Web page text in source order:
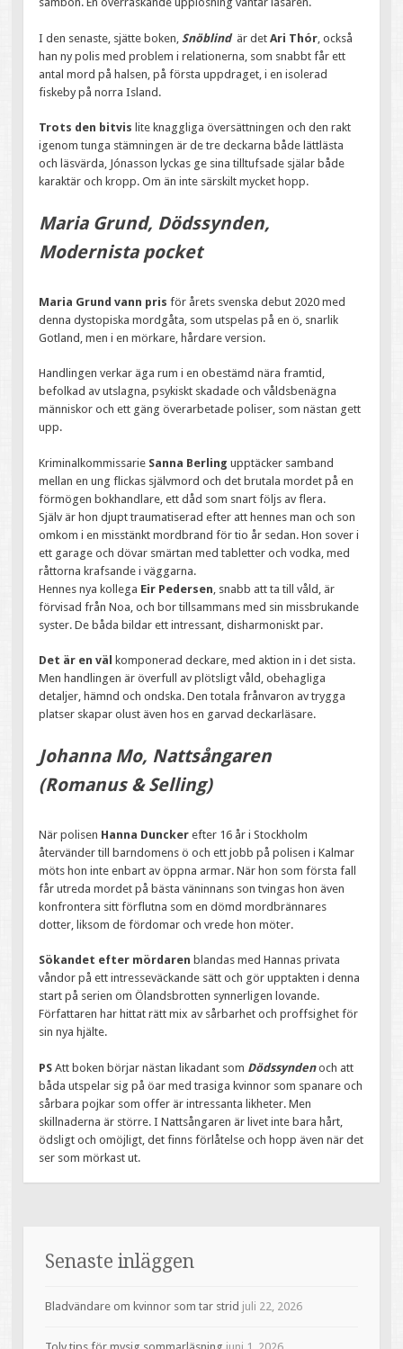
I den senaste, sjätte boken, Snöblindär detAri Thór , också
han ny polis med problem i relationerna, som snabbt får ett
antal mord på halsen, på första uppdraget, i en isolerad
fiskeby på norra Island.
Trots den bitvis lite knaggliga översättningen och den rakt
igenom tunga stämningen är de tre deckarna både lättlästa
och läsvärda, Jónasson lyckas ge sina tilltufsade själar både
karaktär och kropp. Om än inte särskilt mycket hopp.
Maria Grund, Dödssynden,
Modernista pocket
Maria Grund vann pris för årets svenska debut 2020 med
denna dystopiska mordgåta, som utspelas på en ö, snarlik
Gotland, men i en mörkare, hårdare version.
Handlingen verkar äga rum i en obestämd nära framtid,
befolkad av utslagna, psykiskt skadade och våldsbenägna
människor och ett gäng överarbetade poliser, som nästan gett
upp.
Kriminalkommissarie Sanna Berling upptäcker samband
mellan en ung flickas självmord och det brutala mordet på en
förmögen bokhandlare, ett dåd som snart följs av flera.
Själv är hon djupt traumatiserad efter att hennes man och son
omkom i en misstänkt mordbrand för tio år sedan. Hon sover i
ett garage och dövar smärtan med tabletter och vodka, med
råttorna krafsande i väggarna.
Hennes nya kollega Eir Pedersen , snabb att ta till våld, är
förvisad från Noa, och bor tillsammans med sin missbrukande
syster. De båda bildar ett intressant, disharmoniskt par.
Det är en väl
komponerad deckare, med aktion in i det sista.
Men handlingen är överfull av plötsligt våld, obehagliga
detaljer, hämnd och ondska. Den totala frånvaron av trygga
platser skapar olust även hos en garvad deckarläsare.
Johanna Mo, Nattsångaren
(Romanus & Selling)
När polisen Hanna Duncker efter 16 år i Stockholm
återvänder till barndomens ö och ett jobb på polisen i Kalmar
möts hon inte enbart av öppna armar. När hon som första fall
får utreda mordet på bästa väninnans son tvingas hon även
konfrontera sitt förflutna som en dömd mordbrännares
dotter, liksom de fördomar och vrede hon möter.
Sökandet efter mördaren blandas med Hannas privata
våndor på ett intresseväckande sätt och gör upptakten i denna
start på serien om Ölandsbrotten synnerligen lovande.
Författaren har hittat rätt mix av sårbarhet och proffsighet för
sin nya hjälte.
PSAtt boken börjar nästan likadant som Dödssyndenoch att
båda utspelar sig på öar med trasiga kvinnor som spanare och
sårbara pojkar som offer är intressanta likheter. Men
skillnaderna är större. I Nattsångaren är livet inte bara hårt,
ödsligt och omöjligt, det finns förlåtelse och hopp även när det
ser som mörkast ut.
Senaste inläggen
Bladvändare om kvinnor som tar strid juli 22, 2026